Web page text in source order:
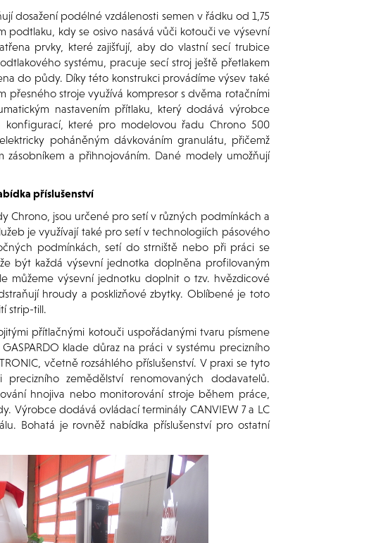
dosažení podélné vzdálenosti semen v řádku od 1,75
podtlaku, kdy se osivo nasává vůči kotouči ve výsevní
prvky, které zajišťují, aby do vlastní secí trubice
systému, pracuje secí stroj ještě přetlakem
do půdy. Díky této konstrukci provádíme výsev také
přesného stroje využívá kompresor s dvěma rotačními
nastavením přítlaku, který dodává výrobce
které pro modelovou řadu Chrono 500
poháněným dávkováním granulátu, přičemž
a přihnojováním. Dané modely umožňují
příslušenství
Chrono, jsou určené pro setí v různých podmínkách a
je využívají také pro setí v technologiích pásového
podmínkách, setí do strniště nebo při práci se
být každá výsevní jednotka doplněna profilovaným
můžeme výsevní jednotku doplnit o tzv. hvězdicové
hroudy a posklizňové zbytky. Oblíbené je toto
strip-till.
přítlačnými kotouči uspořádanými tvaru písmene
klade důraz na práci v systému precizního
včetně rozsáhlého příslušenství. V praxi se tyto
zemědělství renomovaných dodavatelů.
hnojiva nebo monitorování stroje během práce,
Výrobce dodává ovládací terminály CANVIEW 7 a LC
Bohatá je rovněž nabídka příslušenství pro ostatní